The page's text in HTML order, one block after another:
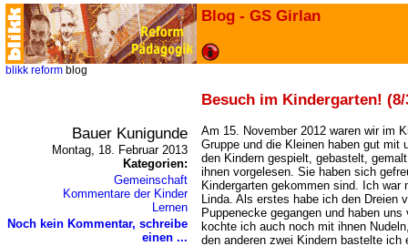
Blog - GS Girlan
blikk reform blog
Besuch im Kindergarten! (8/
Bauer Kunigunde
Montag, 18. Februar 2013
Kategorien:
Gemeinschaft
Kommentare der Kinder
Lernen
Noch kein Kommentar, schreibe
einen ...
Am 15. November 2012 waren wir im
Gruppe und die Kleinen haben gut mit
den Kindern gespielt, gebastelt,
ihnen vorgelesen. Sie haben sich
Kindergarten gekommen sind. Ich war
Linda. Als erstes habe ich den Dreien
Puppenecke gegangen und haben
kochte ich auch noch mit ihnen
den anderen zwei Kindern bastelte ich